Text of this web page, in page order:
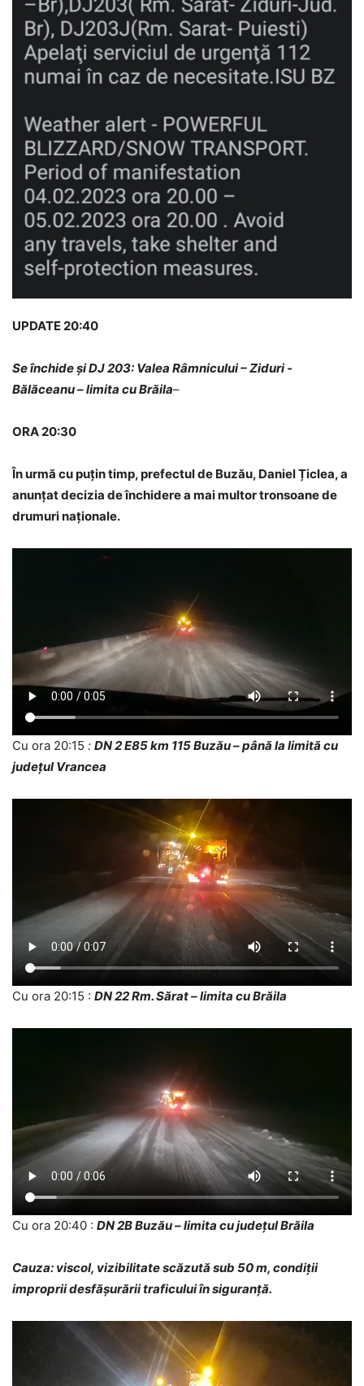
UPDATE 20:40
Seînchide și DJ 203: Valea Râmnicului – Ziduri -
Bălăceanu – limita cu Brăila–
ORA 20:30
În urmă cu puțin timp, prefectul de Buzău, Daniel Țiclea, a
anunțat decizia de închidere a mai multor tronsoane de
drumuri naționale.
Cu ora 20:15 : DN 2 E85 km 115 Buzău – până la limită cu
județul Vrancea
Cu ora 20:15 : DN 22 Rm. Sărat – limita cu Brăila
Cu ora 20:40 : DN 2B Buzău – limita cu județul Brăila
Cauza: viscol, vizibilitate scăzută sub 50 m, condiții
improprii desfășurării traficului în siguranță.